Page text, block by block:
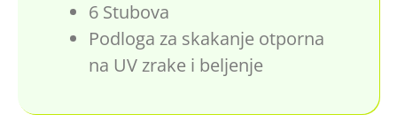
6 Stubova
Podloga za skakanje otporna
na UV zrake i beljenje